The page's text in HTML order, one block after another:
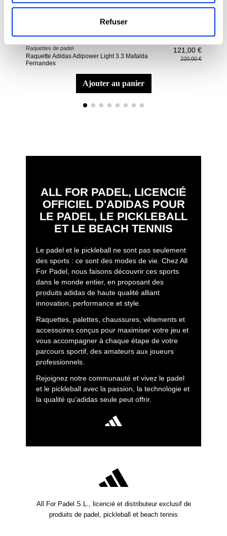
Refuser
Raquettes de padel
Raquette Adidas Adipower Light 3.3 Mafalda
Fernandes
121,00 €
220,00 €
ajouter au panier
ALL FOR PADEL, LICENCIÉ
OFFICIEL D'ADIDAS POUR
LE PADEL, LE PICKLEBALL
ET LE BEACH TENNIS
Le padel et le pickleball ne sont pas seulement
des sports : ce sont des modes de vie. Chez All
For Padel, nous faisons découvrir ces sports
dans le monde entier, en proposant des
produits adidas de haute qualité alliant
innovation, performance et style.
Raquettes, palettes, chaussures, vêtements et
accessoires conçus pour maximiser votre jeu et
vous accompagner à chaque étape de votre
parcours sportif, des amateurs aux joueurs
professionnels.
Rejoignez notre communauté et vivez le padel
et le pickleball avec la passion, la technologie et
la qualité qu’adidas seule peut offrir.
All For Padel S.L., licencié et distributeur exclusif de
produits de padel, pickleball et beach tennis